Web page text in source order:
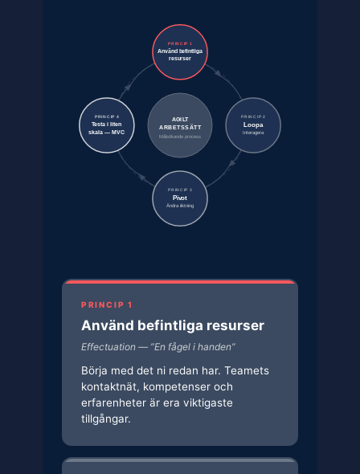
AGILT
ARBETSSÄTT
Målsökande process
PRINCIP 1
Använd befintliga
resurser
PRINCIP 2
Loopa
Interagera
PRINCIP 3
Pivot
Ändra riktning
PRINCIP 4
Testa i liten
skala — MVC
PRINCIP 1
Använd befintliga resurser
Effectuation — ”En fågel i handen”
Börja med det ni redan har. Teamets
kontaktnät, kompetenser och
erfarenheter är era viktigaste
tillgångar.